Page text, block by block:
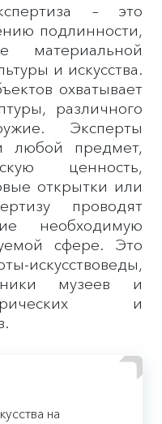
– это
подлинности,
материальной
и искусства.
охватывает
различного
Эксперты
любой предмет,
ценность,
открытки или
проводят
необходимую
сфере. Это
музеев и
и
на